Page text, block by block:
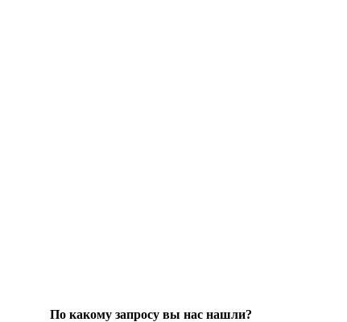
По какому запросу вы нас нашли?